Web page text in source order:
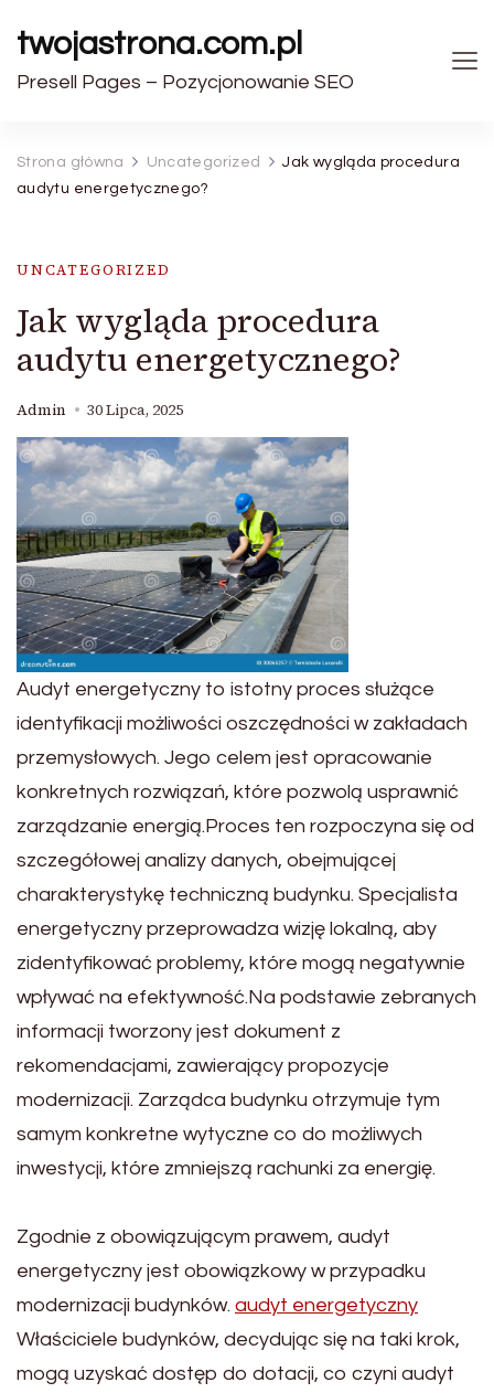
twojastrona.com.pl
Presell Pages – Pozycjonowanie SEO
Strona główna Uncategorized
Jak wygląda procedura
audytu energetycznego?
UNCATEGORIZED
Jak wygląda procedura
audytu energetycznego?
Admin 30 Lipca, 2025
Audyt energetyczny to istotny proces służące
identyfikacji możliwości oszczędności w zakładach
przemysłowych. Jego celem jest opracowanie
konkretnych rozwiązań, które pozwolą usprawnić
zarządzanie energią.Proces ten rozpoczyna się od
szczegółowej analizy danych, obejmującej
charakterystykę techniczną budynku. Specjalista
energetyczny przeprowadza wizję lokalną, aby
zidentyfikować problemy, które mogą negatywnie
wpływać na efektywność.Na podstawie zebranych
informacji tworzony jest dokument z
rekomendacjami, zawierający propozycje
modernizacji. Zarządca budynku otrzymuje tym
samym konkretne wytyczne co do możliwych
inwestycji, które zmniejszą rachunki za energię.
Zgodnie z obowiązującym prawem, audyt
energetyczny jest obowiązkowy w przypadku
modernizacji budynków. audyt energetyczny
Właściciele budynków, decydując się na taki krok,
mogą uzyskać dostęp do dotacji, co czyni audyt